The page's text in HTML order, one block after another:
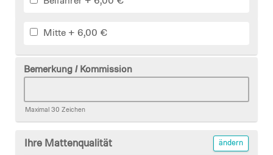
Mitte + 6,00 €
Bemerkung / Kommission
Maximal 30 Zeichen
Ihre Mattenqualität ändern